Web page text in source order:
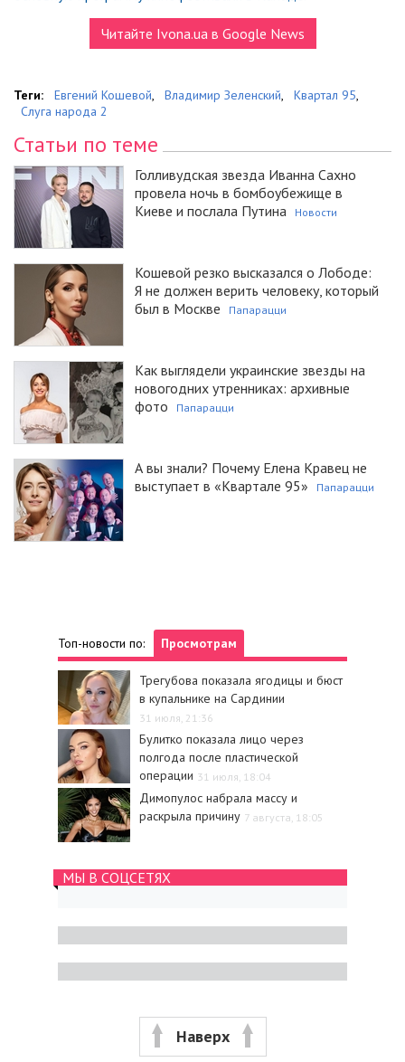
Читайте Ivona.ua в Google News
Теги: Евгений Кошевой, Владимир Зеленский, Квартал 95,
Слуга народа 2
Статьи по теме
Голливудская звезда Иванна Сахно
провела ночь в бомбоубежище в
Киеве и послала Путина
Новости
Кошевой резко высказался о Лободе:
Я не должен верить человеку, который
был в Москве
Папарацци
Как выглядели украинские звезды на
новогодних утренниках: архивные
фото
Папарацци
А вы знали? Почему Елена Кравец не
выступает в «Квартале 95»
Папарацци
Топ-новости по: Просмотрам
Трегубова показала ягодицы и бюст
в купальнике на Сардинии
31 июля, 21:36
Булитко показала лицо через
полгода после пластической
операции 31 июля, 18:04
Димопулос набрала массу и
раскрыла причину 7 августа, 18:05
МЫ В СОЦСЕТЯХ
Наверх